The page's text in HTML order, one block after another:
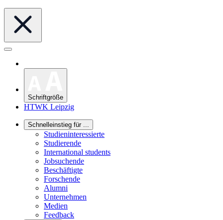
Schriftgröße
HTWK Leipzig
Schnelleinstieg für ...
Studieninteressierte
Studierende
International students
Jobsuchende
Beschäftigte
Forschende
Alumni
Unternehmen
Medien
Feedback